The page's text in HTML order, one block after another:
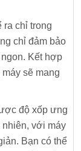
ra chỉ trong
chỉ đảm bảo
Kết hợp
sẽ mang
độ xốp ưng
nhiên, với máy
Bạn có thể